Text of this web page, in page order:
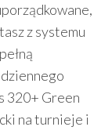
z systemu
320+ Green
na turnieje i